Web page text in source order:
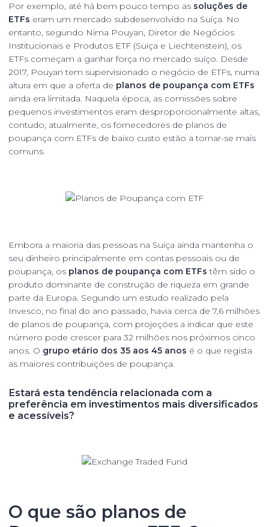
Por exemplo, até há bem pouco tempo as soluções de
ETFs eram um mercado subdesenvolvido na Suíça. No
entanto, segundo Nima Pouyan, Diretor de Negócios
Institucionais e Produtos ETF (Suiça e Liechtenstein), os
ETFs começam a ganhar força no mercado suíço. Desde
2017, Pouyan tem supervisionado o negócio de ETFs, numa
altura em que a oferta de planos de poupança com ETFs
ainda era limitada. Naquela época, as comissões sobre
pequenos investimentos eram desproporcionalmente altas,
contudo, atualmente, os fornecedores de planos de
poupança com ETFs de baixo custo estão a tornar-se mais
comuns.
Embora a maioria das pessoas na Suíça ainda mantenha o
seu dinheiro principalmente em contas pessoais ou de
poupança, os planos de poupança com ETFs têm sido o
produto dominante de construção de riqueza em grande
parte da Europa. Segundo um estudo realizado pela
Invesco, no final do ano passado, havia cerca de 7,6 milhões
de planos de poupança, com projeções a indicar que este
número pode crescer para 32 milhões nos próximos cinco
anos. O grupo etário dos 35 aos 45 anos é o que regista
as maiores contribuições de poupança.
Estará esta tendência relacionada com a
preferência em investimentos mais diversificados
e acessíveis?
O que são planos de